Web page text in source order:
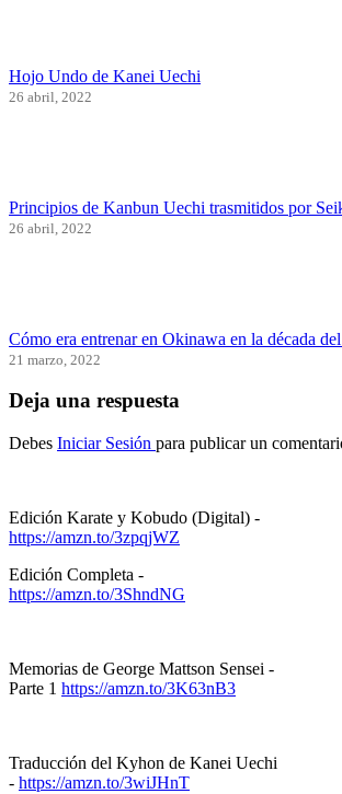
Hojo Undo de Kanei Uechi
26 abril, 2022
Principios de Kanbun Uechi trasmitidos por
26 abril, 2022
Cómo era entrenar en Okinawa en la década del
21 marzo, 2022
Deja una respuesta
Debes Iniciar Sesión para publicar un
Edición Karate y Kobudo (Digital) -
https://amzn.to/3zpqjWZ
Edición Completa -
https://amzn.to/3ShndNG
Memorias de George Mattson Sensei -
Parte 1 https://amzn.to/3K63nB3
Traducción del Kyhon de Kanei Uechi
- https://amzn.to/3wiJHnT